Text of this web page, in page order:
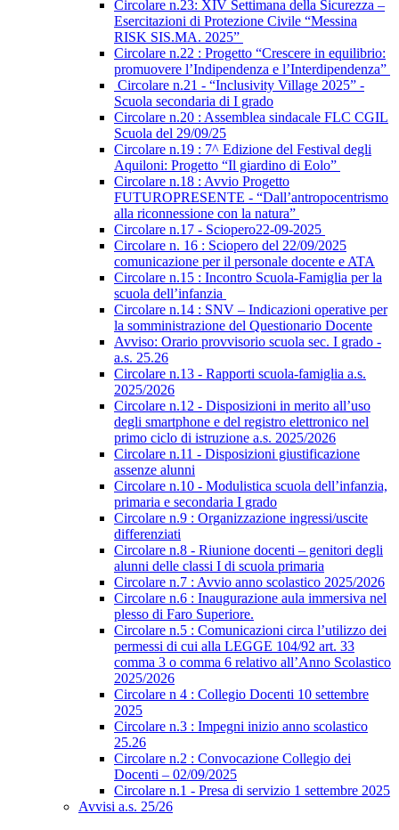
Circolare n.23: XIV Settimana della Sicurezza –
Esercitazioni di Protezione Civile “Messina
RISK SIS.MA. 2025”
Circolare n.22 : Progetto “Crescere in equilibrio:
promuovere l’Indipendenza e l’Interdipendenza”
Circolare n.21 - “Inclusivity Village 2025” -
Scuola secondaria di I grado
Circolare n.20 : Assemblea sindacale FLC CGIL
Scuola del 29/09/25
Circolare n.19 : 7^ Edizione del Festival degli
Aquiloni: Progetto “Il giardino di Eolo”
Circolare n.18 : Avvio Progetto
FUTUROPRESENTE - “Dall’antropocentrismo
alla riconnessione con la natura”
Circolare n.17 - Sciopero22-09-2025
Circolare n. 16 : Sciopero del 22/09/2025
comunicazione per il personale docente e ATA
Circolare n.15 : Incontro Scuola-Famiglia per la
scuola dell’infanzia
Circolare n.14 : SNV – Indicazioni operative per
la somministrazione del Questionario Docente
Avviso: Orario provvisorio scuola sec. I grado -
a.s. 25.26
Circolare n.13 - Rapporti scuola-famiglia a.s.
2025/2026
Circolare n.12 - Disposizioni in merito all’uso
degli smartphone e del registro elettronico nel
primo ciclo di istruzione a.s. 2025/2026
Circolare n.11 - Disposizioni giustificazione
assenze alunni
Circolare n.10 - Modulistica scuola dell’infanzia,
primaria e secondaria I grado
Circolare n.9 : Organizzazione ingressi/uscite
differenziati
Circolare n.8 - Riunione docenti – genitori degli
alunni delle classi I di scuola primaria
Circolare n.7 : Avvio anno scolastico 2025/2026
Circolare n.6 : Inaugurazione aula immersiva nel
plesso di Faro Superiore.
Circolare n.5 : Comunicazioni circa l’utilizzo dei
permessi di cui alla LEGGE 104/92 art. 33
comma 3 o comma 6 relativo all’Anno Scolastico
2025/2026
Circolare n 4 : Collegio Docenti 10 settembre
2025
Circolare n.3 : Impegni inizio anno scolastico
25.26
Circolare n.2 : Convocazione Collegio dei
Docenti – 02/09/2025
Circolare n.1 - Presa di servizio 1 settembre 2025
Avvisi a.s. 25/26